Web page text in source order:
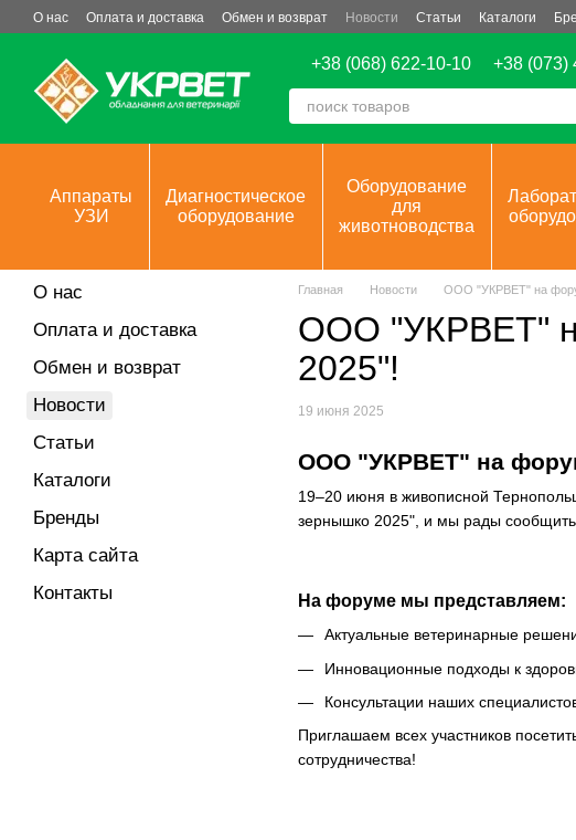
Перейти к основному контенту
О нас Оплата и доставка Обмен и возврат Новости Статьи Каталоги
+38 (068) 622-10-10 +38 (073)
Аппараты
УЗИ
Диагностическое
оборудование
Оборудование
для
животноводства
Главная Новости ООО "УКРВЕТ" на
ООО "УКРВЕТ"
2025"!
19 июня 2025
ООО "УКРВЕТ" на
19–20 июня в живописной
зернышко 2025", и мы рады
На форуме мы представляем:
Актуальные ветеринарные
Инновационные подходы к
Консультации наших
Приглашаем всех участников
сотрудничества!
О нас
Оплата и доставка
Обмен и возврат
Новости
Статьи
Каталоги
Бренды
Карта сайта
Контакты